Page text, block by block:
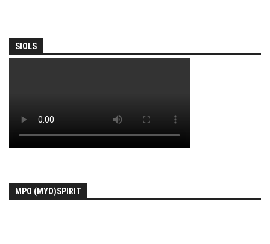
SIOLS
MPO (MYO)SPIRIT